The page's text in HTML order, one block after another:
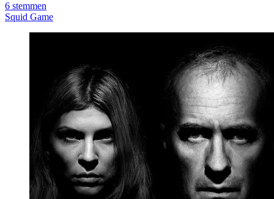
6 stemmen
Squid Game